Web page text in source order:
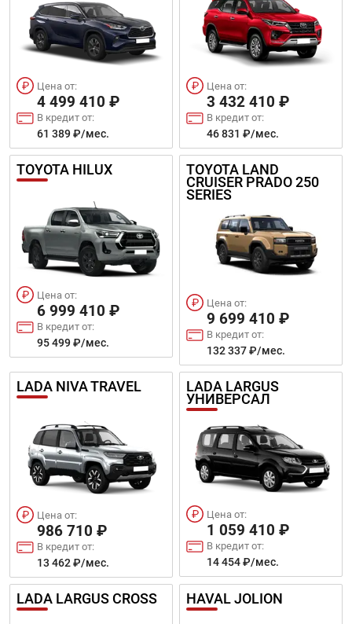
Цена от:
4 499 410 ₽
В кредит от:
61 389 ₽/мес.
Цена от:
3 432 410 ₽
В кредит от:
46 831 ₽/мес.
TOYOTA HILUX
Цена от:
6 999 410 ₽
В кредит от:
95 499 ₽/мес.
TOYOTA LAND
CRUISER PRADO 250
SERIES
Цена от:
9 699 410 ₽
В кредит от:
132 337 ₽/мес.
LADA NIVA TRAVEL
Цена от:
986 710 ₽
В кредит от:
13 462 ₽/мес.
LADA LARGUS
УНИВЕРСАЛ
Цена от:
1 059 410 ₽
В кредит от:
14 454 ₽/мес.
LADA LARGUS CROSS HAVAL JOLION